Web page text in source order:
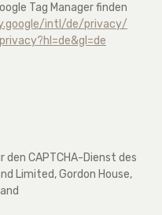
Tag Manager finden
/intl /de/privacy/
?hl=de&gl=de
CAPTCHA-Dienst des
Limited, Gordon House,